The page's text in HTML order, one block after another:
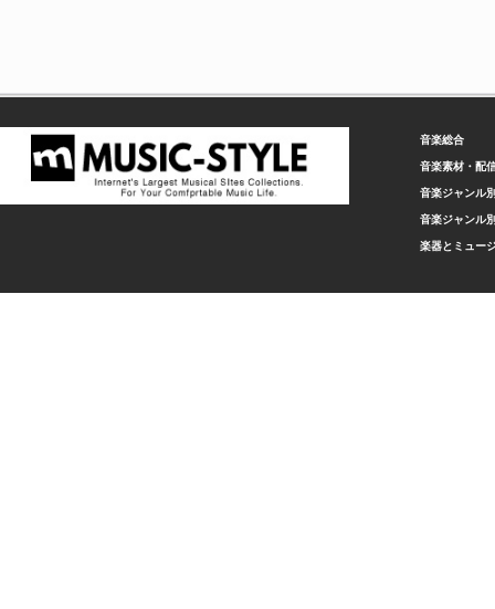
音楽総合
音楽素材・配
音楽ジャンル
音楽ジャンル
楽器とミュー